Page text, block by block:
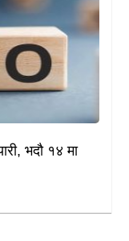
भदौ १४ मा